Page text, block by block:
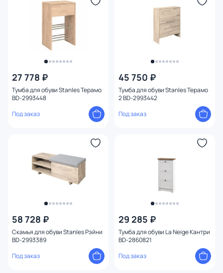
27 778 ₽
Тумба для обуви Stanles Терамо
BD-2993448
Под заказ
45 750 ₽
Тумба для обуви Stanles Терамо
2 BD-2993442
Под заказ
58 728 ₽
Скамья для обуви Stanles Рэйни
BD-2993389
Под заказ
29 285 ₽
Тумба для обуви La Neige Кантри
BD-2860821
Под заказ